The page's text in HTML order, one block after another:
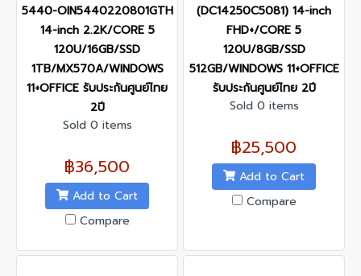
5440-OIN5440220801GTH
14-inch 2.2K/CORE 5
120U/16GB/SSD
1TB/MX570A/WINDOWS
11+OFFICE รับประกันศูนย์ไทย
2ปี
Sold 0 items
฿36,500
Add to Cart
Compare
(DC14250C5081) 14-inch
FHD+/CORE 5
120U/8GB/SSD
512GB/WINDOWS 11+OFFICE
รับประกันศูนย์ไทย 2ปี
Sold 0 items
฿25,500
Add to Cart
Compare